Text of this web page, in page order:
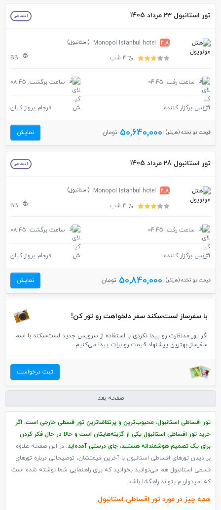
تور استانبول 23 مرداد 1405 اقساطی
2.8
Monopol Istanbul hotel (استانبول)
3 شب BB
ساعت رفت: 04:45 ساعت برگشت: 08:45
آژانس برگزار کننده: فرجام پرواز کیان
قیمت دو تخته (هرنفر) : 50,640,000 تومان نمایش
تور استانبول 28 مرداد 1405 اقساطی
2.8
Monopol Istanbul hotel (استانبول)
3 شب BB
ساعت رفت: 04:45 ساعت برگشت: 08:45
آژانس برگزار کننده: فرجام پرواز کیان
قیمت دو تخته (هرنفر) : 50,840,000 تومان نمایش
با سفرساز لست‌سکند سفر دلخواهت رو تور کن!
اگر تور مدنظرت رو پیدا نکردی با استفاده از سرویس جدید لست‌سکند با اسم
سفرساز بهترین پیشنهاد قیمت رو برات پیدا می‌کنیم
ثبت درخواست
صفحه بعد
تور اقساطی استانبول، محبوب‌ترین و پرتقاضاترین تور قسطی خارجی است. اگر
خرید تور اقساطی استانبول یکی از گزینه‌هایتان است و حالا در حال فکر کردن
برای یک تصمیم هوشمندانه هستید، جای درستی آمده‌اید. در این صفحه علاوه
بر دیدن تورهای اقساطی استانبول با آخرین قیمتشان، توضیحاتی درباره تورهای
قسطی استانبول هم می‌‎توانید بخوانید که برای راهنمایی شما نوشته شده است
که امیدواریم بتواند راهگشا باشد.
همه چیز در مورد تور اقساطی استانبول